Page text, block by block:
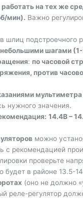
на тех же
мин). Важно
шлиц подстроечного
шагами
: по часовой
против
нужного значения.
14.4В –
можно
с рекомендацией
проверьте
будет в районе 13.5-
(оно не должно
реле-регулятор